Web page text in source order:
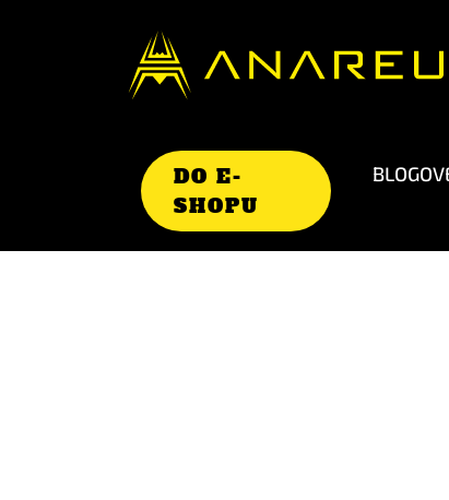
DO E-
SHOPU